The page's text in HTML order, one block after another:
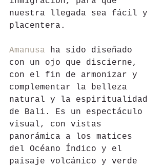
nuestra llegada sea fácil y
placentera.
Amanusa ha sido diseñado
con un ojo que discierne,
con el fin de armonizar y
complementar la belleza
natural y la espiritualidad
de Bali. Es un espectáculo
visual, con vistas
panorámica a los matices
del Océano Índico y el
paisaje volcánico y verde